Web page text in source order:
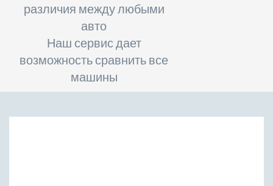
различия между любыми
авто
Наш сервис дает
возможность сравнить все
машины